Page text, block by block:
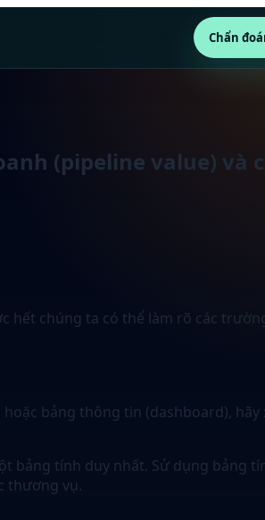
Chẩn
(pipeline value) và
hết chúng ta có thể làm rõ các
bảng thông tin (dashboard), hãy
bảng tính duy nhất. Sử dụng bảng
thương vụ.